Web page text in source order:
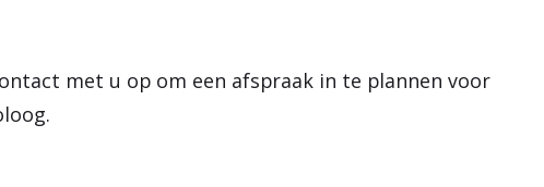
met u op om een afspraak in te plannen voor